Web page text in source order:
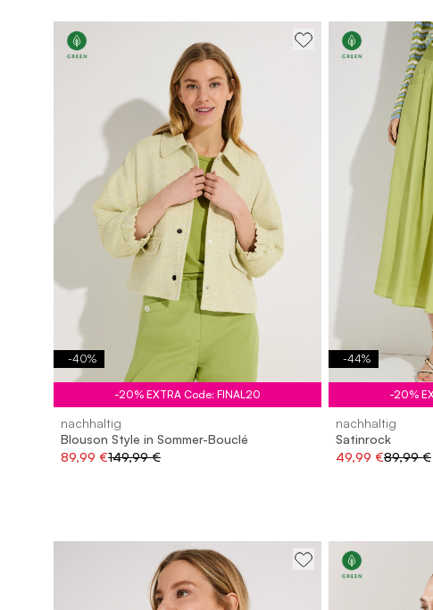
-40%
-20% EXTRA Code: FINAL20
nachhaltig
Blouson Style in Sommer-Bouclé
89,99 €149,99 €
-44%
-20%
nachhaltig
Satinrock
49,99 €89,99 €